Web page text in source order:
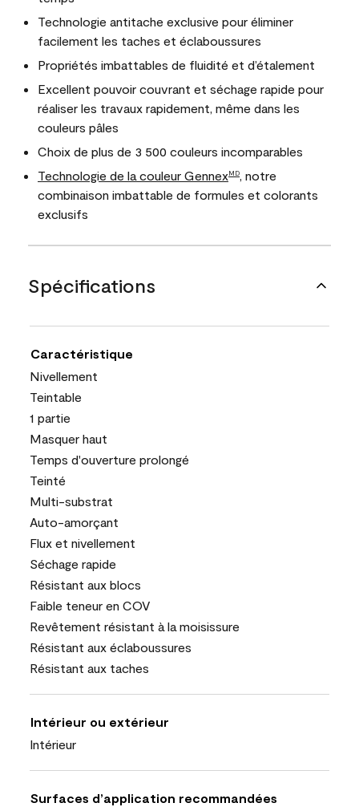
Technologie antitache exclusive pour éliminer
facilement les taches et éclaboussures
Propriétés imbattables de fluidité et d’étalement
Excellent pouvoir couvrant et séchage rapide pour
réaliser les travaux rapidement, même dans les
couleurs pâles
Choix de plus de 3 500 couleurs incomparables
Technologie de la couleur GennexMD
, notre
combinaison imbattable de formules et colorants
exclusifs
Spécifications
Caractéristique
Nivellement
Teintable
1 partie
Masquer haut
Temps d'ouverture prolongé
Teinté
Multi-substrat
Auto-amorçant
Flux et nivellement
Séchage rapide
Résistant aux blocs
Faible teneur en COV
Revêtement résistant à la moisissure
Résistant aux éclaboussures
Résistant aux taches
Intérieur ou extérieur
Intérieur
Surfaces d’application recommandées